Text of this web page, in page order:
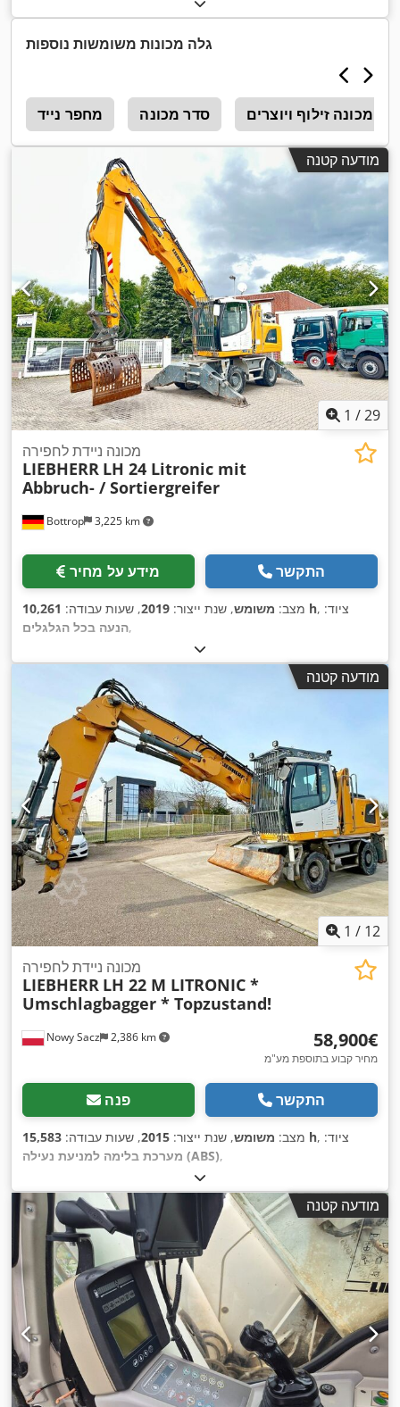
גלה מכונות משומשות נוספות
מחפר נייד סדר מכונה מכונה זילוף ויוצרים
מודעה קטנה
1 /29
Bottrop 3,225 km
מכונה ניידת לחפירה
LIEBHERR LH 24 Litronic mit
Abbruch- / Sortiergreifer
מידע על מחיר התקשר
מצב: משומש, שנת ייצור: 2019, שעות עבודה: 10,261 h , ציוד:
הנעה בכל הגלגלים,
מודעה קטנה
1 / 12
Nowy Sacz 2,386 km
מכונה ניידת לחפירה
LIEBHERR LH 22 M LITRONIC *
Umschlagbagger * Topzustand!
‏58,900 ‏€
מחיר קבוע בתוספת מע"מ
פנה התקשר
מצב: משומש, שנת ייצור: 2015, שעות עבודה: 15,583 h , ציוד:
מערכת בלימה למניעת נעילה (ABS),
מודעה קטנה